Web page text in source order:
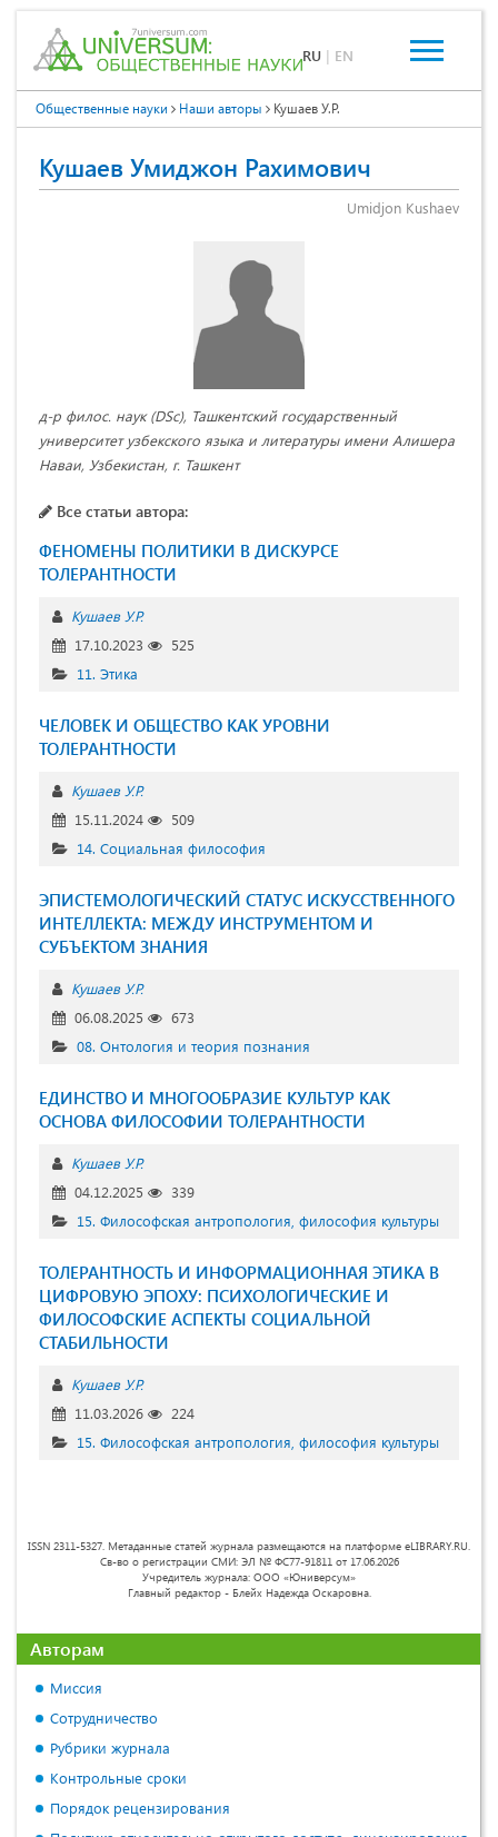
RU | EN
Общественные науки Наши авторы Кушаев У.Р.
Кушаев Умиджон Рахимович
Umidjon Kushaev
д-р филос. наук (DSc), Ташкентский государственный
университет узбекского языка и литературы имени Алишера
Наваи, Узбекистан, г. Ташкент
Все статьи автора:
ФЕНОМЕНЫ ПОЛИТИКИ В ДИСКУРСЕ
ТОЛЕРАНТНОСТИ
Кушаев У.Р.
17.10.2023
525
11. Этика
ЧЕЛОВЕК И ОБЩЕСТВО КАК УРОВНИ
ТОЛЕРАНТНОСТИ
Кушаев У.Р.
15.11.2024
509
14. Социальная философия
ЭПИСТЕМОЛОГИЧЕСКИЙ СТАТУС ИСКУССТВЕННОГО
ИНТЕЛЛЕКТА: МЕЖДУ ИНСТРУМЕНТОМ И
СУБЪЕКТОМ ЗНАНИЯ
Кушаев У.Р.
06.08.2025
673
08. Онтология и теория познания
ЕДИНСТВО И МНОГООБРАЗИЕ КУЛЬТУР КАК
ОСНОВА ФИЛОСОФИИ ТОЛЕРАНТНОСТИ
Кушаев У.Р.
04.12.2025
339
15. Философская антропология, философия культуры
ТОЛЕРАНТНОСТЬ И ИНФОРМАЦИОННАЯ ЭТИКА В
ЦИФРОВУЮ ЭПОХУ: ПСИХОЛОГИЧЕСКИЕ И
ФИЛОСОФСКИЕ АСПЕКТЫ СОЦИАЛЬНОЙ
СТАБИЛЬНОСТИ
Кушаев У.Р.
11.03.2026
224
15. Философская антропология, философия культуры
ISSN 2311-5327. Метаданные статей журнала размещаются на платформе eLIBRARY.RU.
Св-во о регистрации СМИ: ЭЛ № ФС77-91811 от 17.06.2026
Учредитель журнала: ООО «Юниверсум»
Главный редактор - Блейх Надежда Оскаровна.
Авторам
Миссия
Сотрудничество
Рубрики журнала
Контрольные сроки
Порядок рецензирования